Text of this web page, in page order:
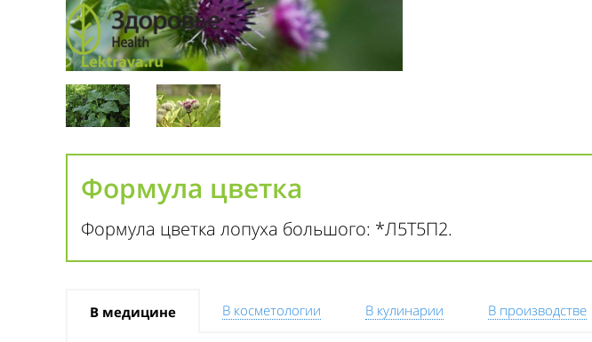
Формула цветка
Формула цветка лопуха большого: *Л5Т5П2.
В медицине В косметологии В кулинарии В производстве